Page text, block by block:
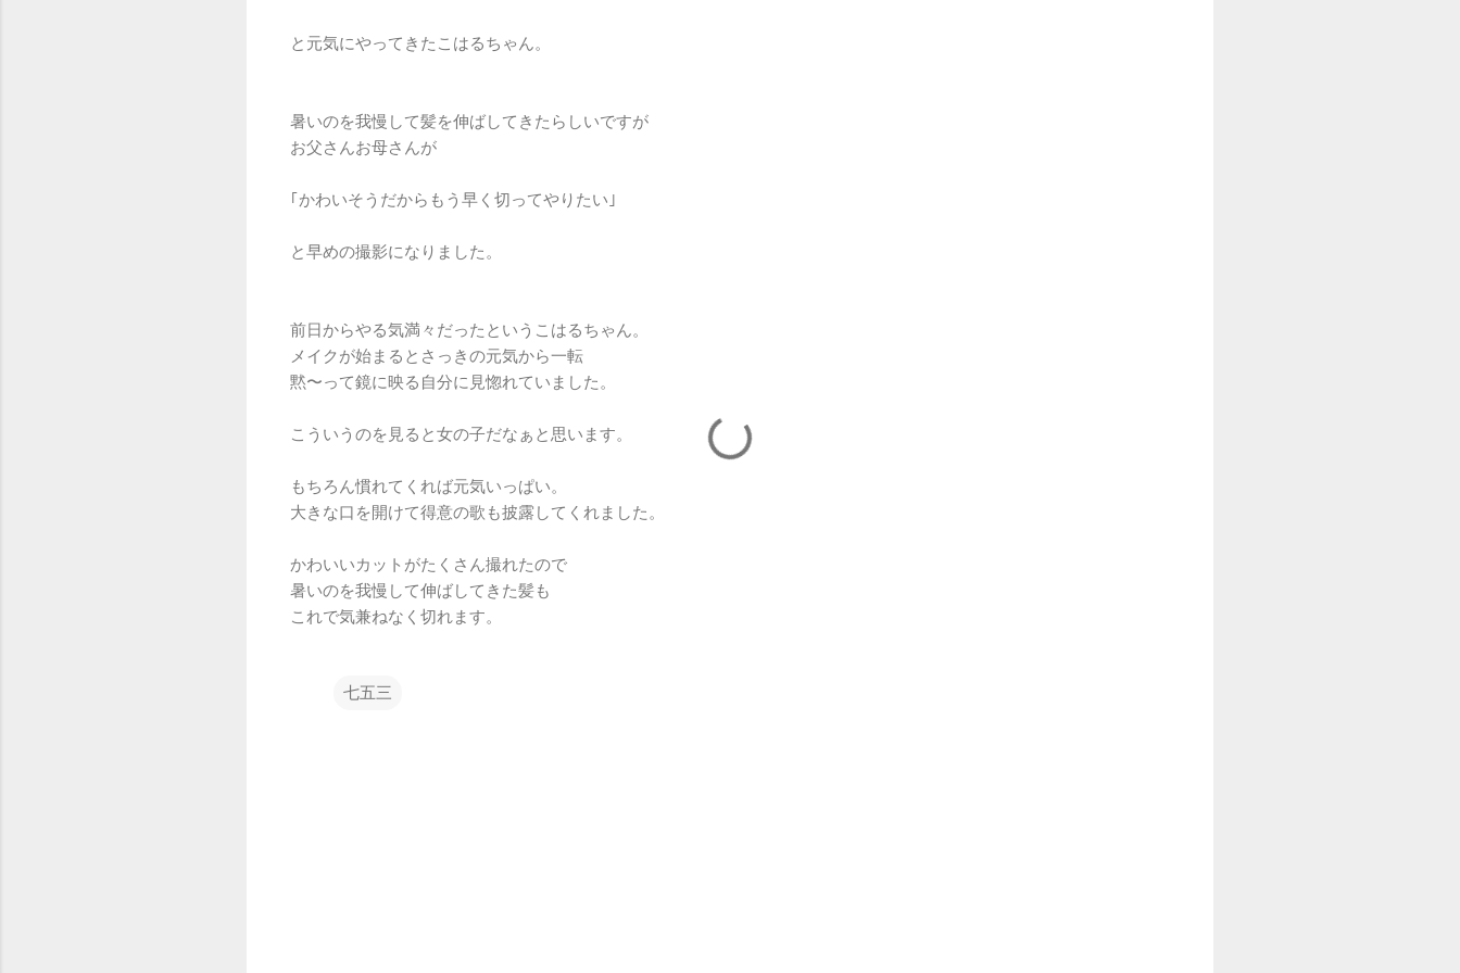
と元気にやってきたこはるちゃん。
暑いのを我慢して髪を伸ばしてきたらしいですが
お父さんお母さんが
｢かわいそうだからもう早く切ってやりたい｣
と早めの撮影になりました。
前日からやる気満々だったというこはるちゃん。
メイクが始まるとさっきの元気から一転
黙〜って鏡に映る自分に見惚れていました。
こういうのを見ると女の子だなぁと思います。
もちろん慣れてくれば元気いっぱい。
大きな口を開けて得意の歌も披露してくれました。
かわいいカットがたくさん撮れたので
暑いのを我慢して伸ばしてきた髪も
これで気兼ねなく切れます。
七五三